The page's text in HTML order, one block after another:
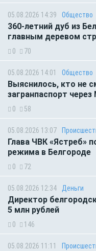
05.08.2026 14:39 Общество
360-летний дуб из
главным деревом
0 70
05.08.2026 14:01 Общество
Выяснилось, кто не
загранпаспорт
0 58
05.08.2026 13:07
Глава ЧВК «Ястреб»
режима в Белгороде
0 72
05.08.2026 12:34 Деньги
Директор
5 млн рублей
0 146
05.08.2026 11:11